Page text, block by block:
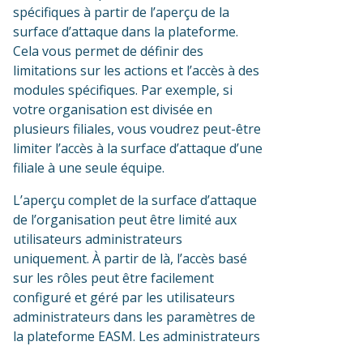
spécifiques à partir de l’aperçu de la
surface d’attaque dans la plateforme.
Cela vous permet de définir des
limitations sur les actions et l’accès à des
modules spécifiques. Par exemple, si
votre organisation est divisée en
plusieurs filiales, vous voudrez peut-être
limiter l’accès à la surface d’attaque d’une
filiale à une seule équipe.
L’aperçu complet de la surface d’attaque
de l’organisation peut être limité aux
utilisateurs administrateurs
uniquement. À partir de là, l’accès basé
sur les rôles peut être facilement
configuré et géré par les utilisateurs
administrateurs dans les paramètres de
la plateforme EASM. Les administrateurs